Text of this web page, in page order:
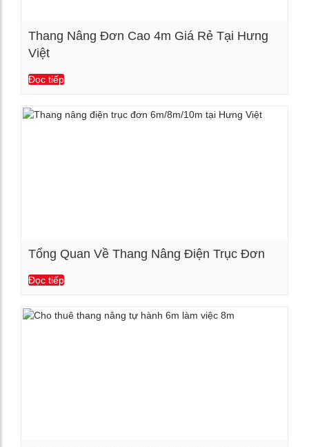
Thang Nâng Đơn Cao 4m Giá Rẻ Tại Hưng
Việt
Đọc tiếp
Tổng Quan Về Thang Nâng Điện Trục Đơn
Đọc tiếp